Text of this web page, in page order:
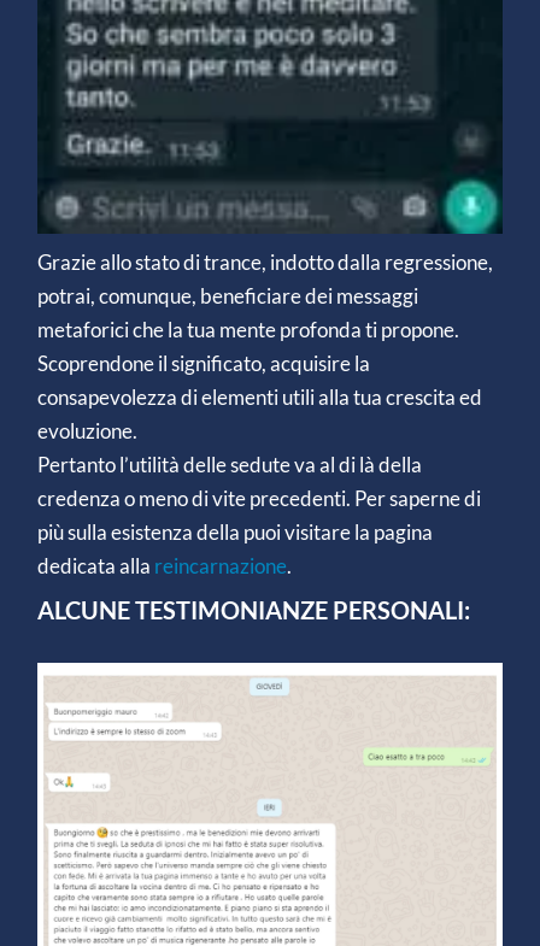
Grazie allo stato di trance, indotto dalla regressione,
potrai, comunque, beneficiare dei messaggi
metaforici che la tua mente profonda ti propone.
Scoprendone il significato, acquisire la
consapevolezza di elementi utili alla tua crescita ed
evoluzione.
Pertanto l’utilità delle sedute va al di là della
credenza o meno di vite precedenti. Per saperne di
più sulla esistenza della puoi visitare la pagina
dedicata alla reincarnazione.
ALCUNE TESTIMONIANZE PERSONALI: